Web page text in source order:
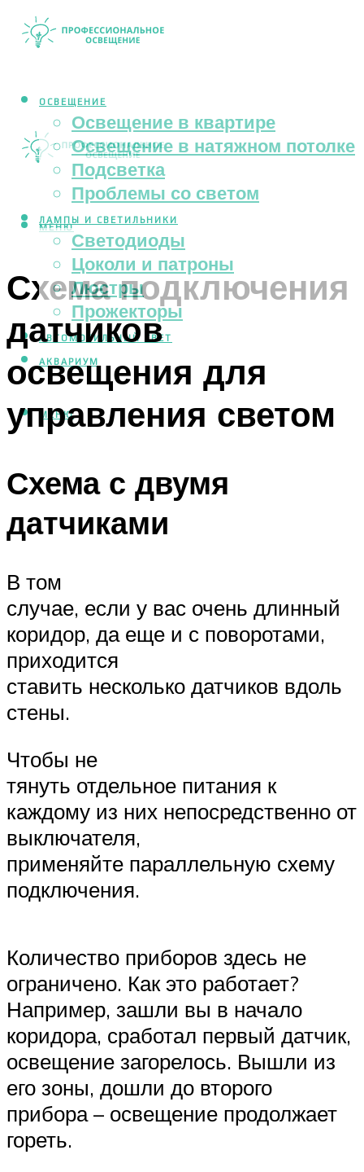
ОСВЕЩЕНИЕ
Освещение в квартире
Освещение в натяжном потолке
Подсветка
Проблемы со светом
ЛАМПЫ И СВЕТИЛЬНИКИ
Светодиоды
Цоколи и патроны
Люстры
Прожекторы
АВТОМОБИЛЬНЫЙ СВЕТ
АКВАРИУМ
МЕНЮ
МЕНЮ
Схема подключения
датчиков
освещения для
управления светом
Схема с двумя
датчиками
В том
случае, если у вас очень длинный
коридор, да еще и с поворотами,
приходится
ставить несколько датчиков вдоль
стены.
Чтобы не
тянуть отдельное питания к
каждому из них непосредственно от
выключателя,
применяйте параллельную схему
подключения.
Количество приборов здесь не
ограничено. Как это работает?
Например, зашли вы в начало
коридора, сработал первый датчик,
освещение загорелось. Вышли из
его зоны, дошли до второго
прибора – освещение продолжает
гореть.